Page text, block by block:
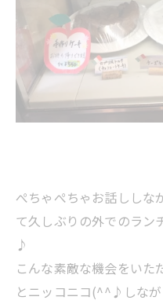
ぺちゃぺちゃお話ししな
て久しぶりの外でのラン
♪
こんな素敵な機会をいた
とニッコニコ(^^♪しな